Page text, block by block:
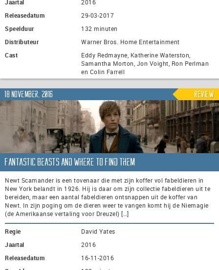
Jaartal
2016
Releasedatum
29-03-2017
Speelduur
132 minuten
Distributeur
Warner Bros. Home Entertainment
Cast
Eddy Redmayne, Katherine Waterston,
Samantha Morton, Jon Voight, Ron Perlman
en Colin Farrell
18 november, 2016 Review
Fantastic Beasts and Where to Find Them
Newt Scamander is een tovenaar die met zijn koffer vol fabeldieren in
New York belandt in 1926. Hij is daar om zijn collectie fabeldieren uit te
bereiden, maar een aantal fabeldieren ontsnappen uit de koffer van
Newt. In zijn poging om de dieren weer te vangen komt hij de Niemagie
(de Amerikaanse vertaling voor Dreuzel) […]
Regie
David Yates
Jaartal
2016
Releasedatum
16-11-2016